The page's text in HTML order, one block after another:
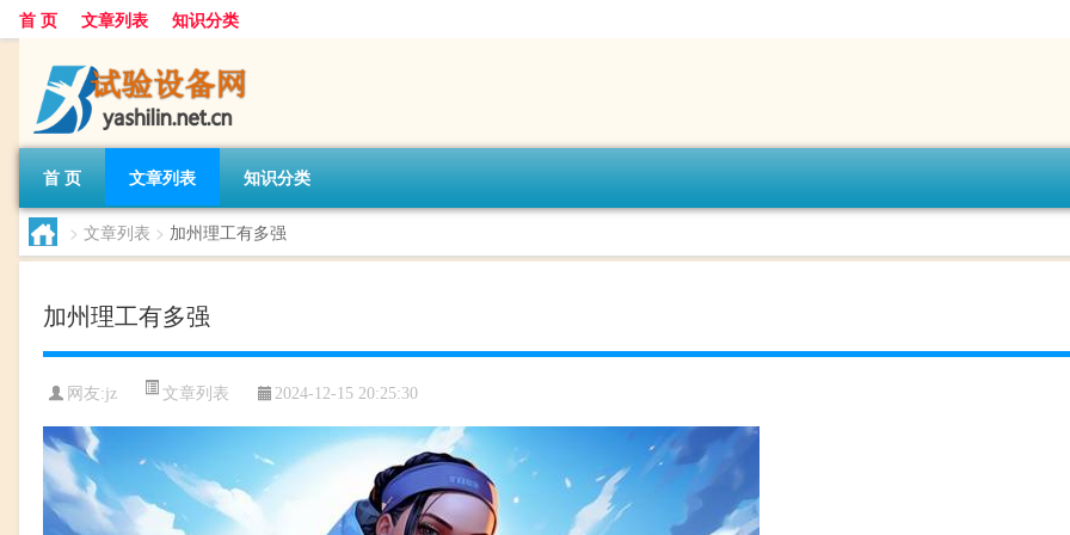
首 页 文章列表 知识分类
首 页 文章列表 知识分类
> 文章列表 > 加州理工有多强
加州理工有多强
网友:jz 文章列表 2024-12-15 20:25:30